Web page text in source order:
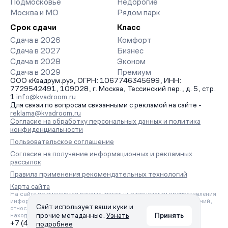
Подмосковье
Москва и МО
Недорогие
Рядом парк
Срок сдачи
Сдача в 2026
Сдача в 2027
Сдача в 2028
Сдача в 2029
Класс
Комфорт
Бизнес
Эконом
Премиум
ООО «Квадрум.ру», ОГРН: 1067746345699, ИНН:
7729542491, 109028, г. Москва, Тессинский пер., д. 5, стр.
1 info@kvadroom.ru
Для связи по вопросам связанными с рекламой на сайте -
reklama@kvadroom.ru
Согласие на обработку персональных данных и политика
конфиденциальности
Пользовательское соглашение
Согласие на получение информационных и рекламных
рассылок
Правила применения рекомендательных технологий
Карта сайта
На сайте применяются рекомендательные технологии предоставления
информации на основе сбора, систематизации и анализа сведений,
относящихся к предпочтениям пользователей сети «Интернет»,
находящихся на территории Российской Федерации.
+7 (495) 157-88-80
Сайт использует ваши куки и
прочие метаданные. Узнать
подробнее
Принять